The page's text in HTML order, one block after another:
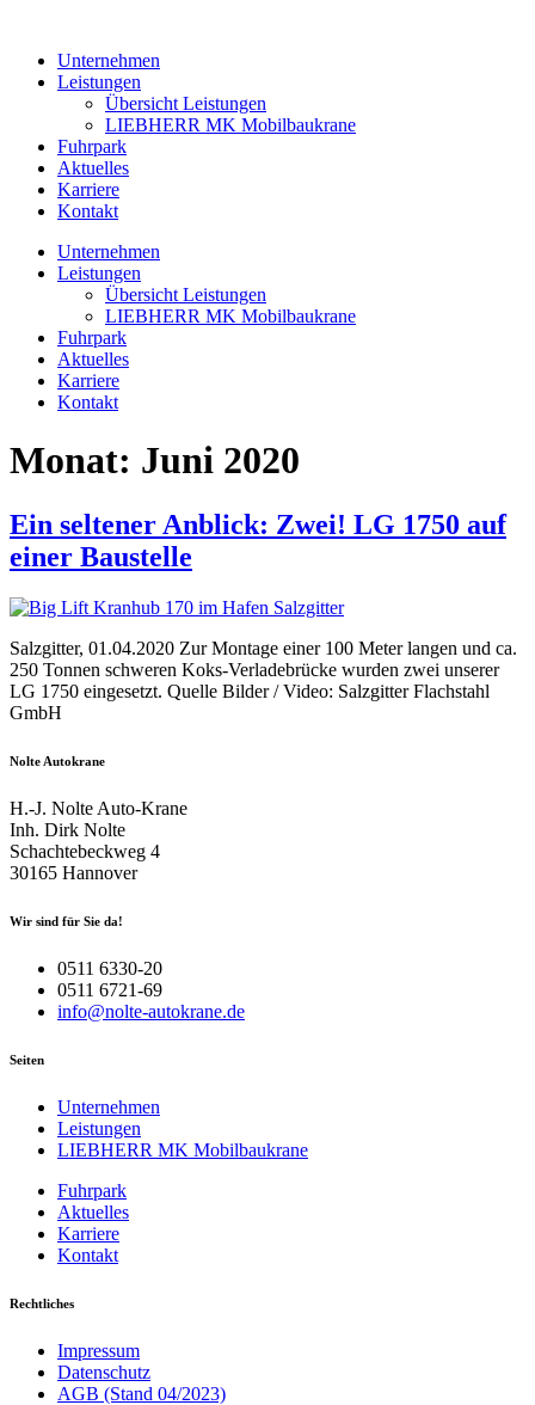
wechselnUnternehmen
Leistungen
Übersicht Leistungen
LIEBHERR MK Mobilbaukrane
Fuhrpark
Aktuelles
Karriere
Kontakt
Unternehmen
Leistungen
Übersicht Leistungen
LIEBHERR MK Mobilbaukrane
Fuhrpark
Aktuelles
Karriere
Kontakt
Monat: Juni 2020
Ein seltener Anblick: Zwei! LG 1750 auf
einer Baustelle
Salzgitter, 01.04.2020 Zur Montage einer 100 Meter langen und ca.
250 Tonnen schweren Koks-Verladebrücke wurden zwei unserer
LG 1750 eingesetzt. Quelle Bilder / Video: Salzgitter Flachstahl
GmbH
Nolte Autokrane
H.-J. Nolte Auto-Krane
Inh. Dirk Nolte
Schachtebeckweg 4
30165 Hannover
Wir sind für Sie da!
0511 6330-20
0511 6721-69
info@nolte-autokrane.de
Seiten
Unternehmen
Leistungen
LIEBHERR MK Mobilbaukrane
Fuhrpark
Aktuelles
Karriere
Kontakt
Rechtliches
Impressum
Datenschutz
AGB (Stand 04/2023)